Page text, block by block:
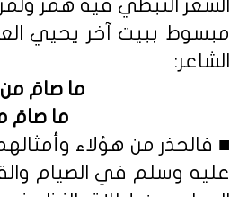
الشعر النبطي فيه همز
مبسوط ببيت آخر يحيي
الشاعر:
ما صامَ من
ما صامَ
■ فالحذر من هؤلاء
عليه وسلم في الصيام